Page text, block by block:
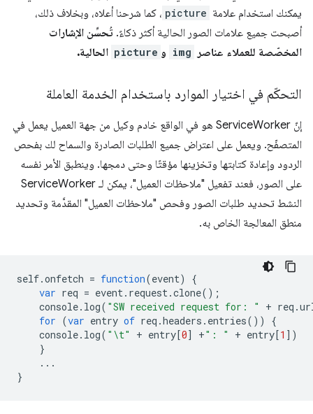
يمكنك استخدام علامة picture ، كما شرحنا أعلاه، وبخلاف ذلك،
أصبحت جميع علامات الصور الحالية أكثر ذكاءً. تُحسِّن الإشارات
المخصّصة للعملاء عناصر
img و picture الحالية.
التحكّم في اختيار الموارد باستخدام الخدمة العاملة
إنّ ServiceWorker هو في الواقع خادم وكيل من جهة العميل يعمل في
المتصفّح. ويعمل على اعتراض جميع الطلبات الصادرة والسماح لك بفحص
الردود وإعادة كتابتها وتخزينها مؤقتًا وحتى دمجها. وينطبق الأمر نفسه
على الصور، فعند تفعيل "ملاحظات العميل"، يمكن لـ ServiceWorker
النشط تحديد طلبات الصور وفحص "ملاحظات العميل" المقدَّمة وتحديد
منطق المعالجة الخاص به.
self.onfetch = function(event)
{
var req = event. request.clone();
console. log( "SW received request for: " + req .
for (var entry of req .headers . entries())
{
console. log( "\t" + entry [0] +": " + entry [1 ])
}
...
}